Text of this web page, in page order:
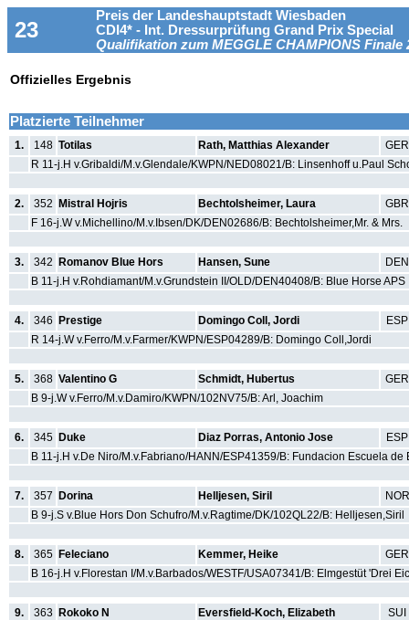
23
Preis der Landeshauptstadt Wiesbaden
CDI4* - Int. Dressurprüfung Grand Prix Special
Qualifikation zum MEGGLE CHAMPIONS Finale
Offizielles Ergebnis
Platzierte Teilnehmer
1. 148 Totilas Rath, Matthias Alexander
GER
R 11-j.H v.Gribaldi/M.v.Glendale/KWPN/NED08021/B: Linsenhoff u.Paul
2. 352 Mistral Hojris Bechtolsheimer, Laura
GBR
F 16-j.W v.Michellino/M.v.Ibsen/DK/DEN02686/B: Bechtolsheimer,Mr. & Mrs.
3. 342 Romanov Blue Hors Hansen, Sune
DEN
B 11-j.H v.Rohdiamant/M.v.Grundstein II/OLD/DEN40408/B: Blue Horse APS
4. 346 Prestige Domingo Coll, Jordi
ESP
R 14-j.W v.Ferro/M.v.Farmer/KWPN/ESP04289/B: Domingo Coll,Jordi
5. 368 Valentino G Schmidt, Hubertus
GER
B 9-j.W v.Ferro/M.v.Damiro/KWPN/102NV75/B: Arl, Joachim
6. 345 Duke Diaz Porras, Antonio Jose
ESP
B 11-j.H v.De Niro/M.v.Fabriano/HANN/ESP41359/B: Fundacion Escuela
7. 357 Dorina Helljesen, Siril
NOR
B 9-j.S v.Blue Hors Don Schufro/M.v.Ragtime/DK/102QL22/B: Helljesen,Siril
8. 365 Feleciano Kemmer, Heike
GER
B 16-j.H v.Florestan I/M.v.Barbados/WESTF/USA07341/B: Elmgestüt 'Drei
9. 363 Rokoko N Eversfield-Koch, Elizabeth
SUI